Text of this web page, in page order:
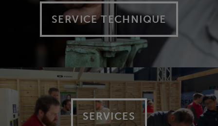
SERVICE TECHNIQUE
SERVICES